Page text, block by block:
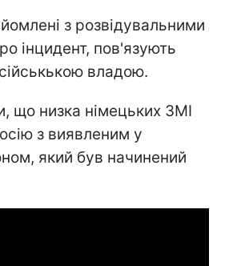
з розвідувальними
інцидент, пов'язують
владою.
що низка німецьких ЗМІ
з виявленим у
який був начинений